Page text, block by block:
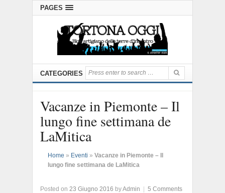
PAGES
CATEGORIES
Vacanze in Piemonte – Il
lungo fine settimana de
LaMitica
Home » Eventi » Vacanze in Piemonte – Il
lungo fine settimana de LaMitica
Posted on 23 Giugno 2016 byAdmin 5 Comments